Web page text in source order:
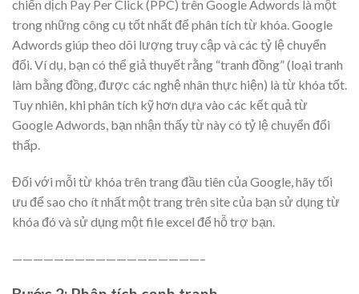
chiến dịch Pay Per Click (PPC) trên Google Adwords là một
trong những công cụ tốt nhất để phân tích từ khóa. Google
Adwords giúp theo dõi lượng truy cập và các tỷ lệ chuyển
đổi. Ví dụ, bạn có thể giả thuyết rằng “tranh đồng” (loại tranh
làm bằng đồng, được các nghệ nhân thực hiện) là từ khóa tốt.
Tuy nhiên, khi phân tích kỹ hơn dựa vào các kết quả từ
Google Adwords, bạn nhận thấy từ này có tỷ lệ chuyển đổi
thấp.
Đối với mỗi từ khóa trên trang đầu tiên của Google, hãy tối
ưu để sao cho ít nhất một trang trên site của bạn sử dụng từ
khóa đó và sử dụng một file excel để hỗ trợ bạn.
——————————————————–